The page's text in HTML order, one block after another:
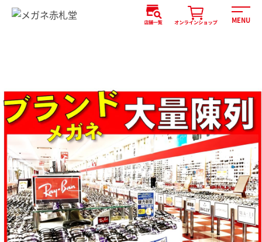
MENU
CLOSE
企業情報
採用情報
物件情報
オンラインショッピング